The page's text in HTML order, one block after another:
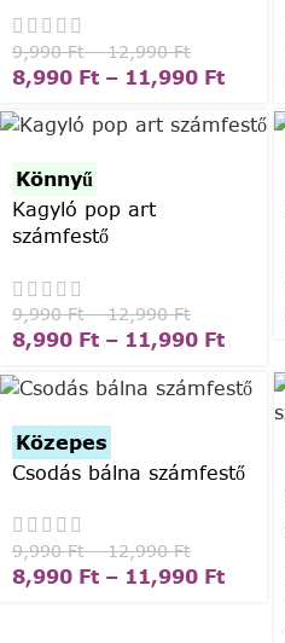
9,990Ft – 12,990Ft
8,990 Ft – 11,990 Ft
Könnyű
Kagyló pop art
számfestő
9,990Ft – 12,990Ft
8,990 Ft – 11,990 Ft
Közepes
Csodás bálna számfestő
9,990Ft – 12,990Ft
8,990 Ft – 11,990 Ft